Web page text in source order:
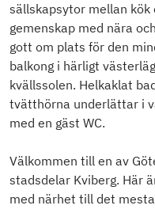
sällskapsytor mellan
gemenskap med nära
gott om plats för den
balkong i härligt
kvällssolen. Helkaklat
tvätthörna underlättar i
med en gäst WC.
Välkommen till en av
stadsdelar Kviberg. Här
med närhet till det